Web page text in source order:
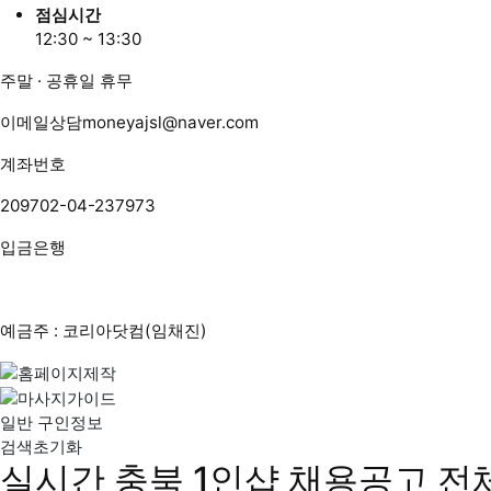
점심시간
12:30 ~ 13:30
주말 · 공휴일 휴무
이메일상담moneyajsl@naver.com
계좌번호
209702-04-237973
입금은행
예금주 : 코리아닷컴(임채진)
일반 구인정보
검색초기화
실시간 충북 1인샵 채용공고 전